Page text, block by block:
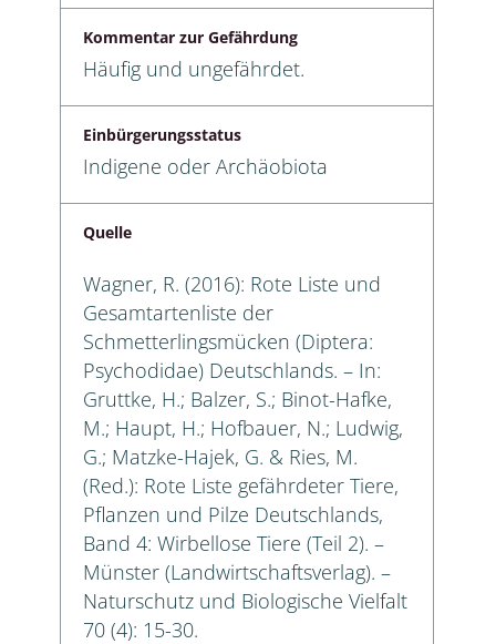
Kommentar zur Gefährdung
Häufig und ungefährdet.
Einbürgerungsstatus
Indigene oder Archäobiota
Quelle
Wagner, R. (2016): Rote Liste und
Gesamtartenliste der
Schmetterlingsmücken (Diptera:
Psychodidae) Deutschlands. – In:
Gruttke, H.; Balzer, S.; Binot-Hafke,
M.; Haupt, H.; Hofbauer, N.; Ludwig,
G.; Matzke-Hajek, G. & Ries, M.
(Red.): Rote Liste gefährdeter Tiere,
Pflanzen und Pilze Deutschlands,
Band 4: Wirbellose Tiere (Teil 2). –
Münster (Landwirtschaftsverlag). –
Naturschutz und Biologische Vielfalt
70 (4): 15-30.